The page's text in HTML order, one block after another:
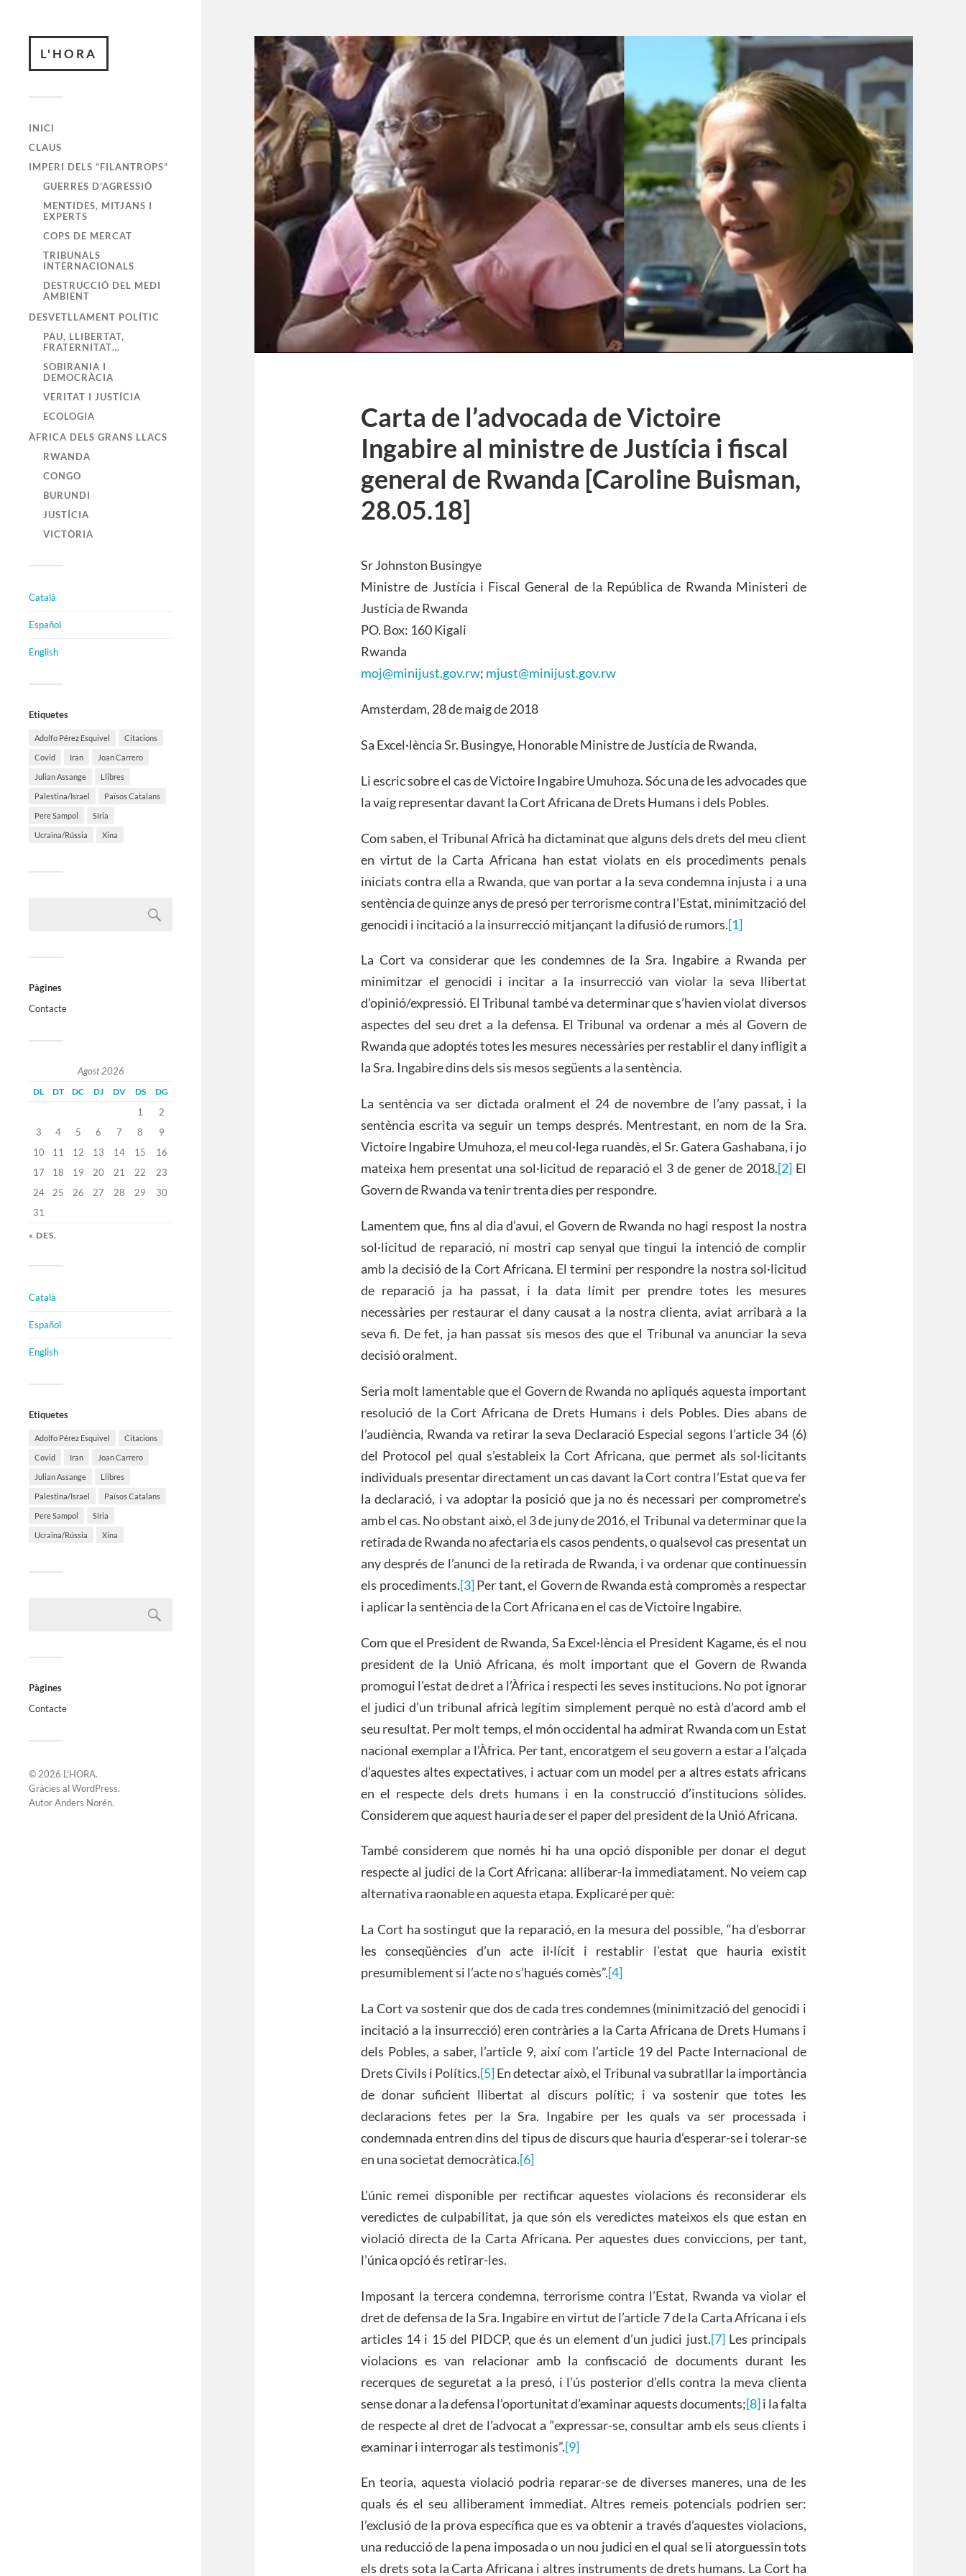
L'HORA
INICI
CLAUS
IMPERI DELS “FILANTROPS”
GUERRES D’AGRESSIÓ
MENTIDES, MITJANS I
EXPERTS
COPS DE MERCAT
TRIBUNALS
INTERNACIONALS
DESTRUCCIÓ DEL MEDI
AMBIENT
DESVETLLAMENT POLÍTIC
PAU, LLIBERTAT,
FRATERNITAT…
SOBIRANIA I
DEMOCRÀCIA
VERITAT I JUSTÍCIA
ECOLOGIA
ÀFRICA DELS GRANS LLACS
RWANDA
CONGO
BURUNDI
JUSTÍCIA
VICTÒRIA
Català
Español
English
Etiquetes
Adolfo Pérez Esquivel Citacions
Covid Iran Joan Carrero
Julian Assange Llibres
Palestina/Israel Països Catalans
Pere Sampol Síria
Ucraïna/Rússia Xina
Pàgines
Contacte
Agost 2026
DL DT DC DJ DV DS DG
1
2
3
4 5 6 7 8
9
10
11 12 13 14 15
16
17
18 19 20 21 22
23
24
25 26 27 28 29
30
31
« DES.
Català
Español
English
Etiquetes
Adolfo Pérez Esquivel Citacions
Covid Iran Joan Carrero
Julian Assange Llibres
Palestina/Israel Països Catalans
Pere Sampol Síria
Ucraïna/Rússia Xina
Pàgines
Contacte
© 2026 L'HORA.
Gràcies alWordPress.
AutorAnders Norén.
Carta de l’advocada de Victoire
Ingabire al ministre de Justícia i fiscal
general de Rwanda [Caroline Buisman,
28.05.18]
Sr Johnston Busingye
Ministre de Justícia i Fiscal General de la República de Rwanda Ministeri de
Justícia de Rwanda
PO. Box: 160 Kigali
Rwanda
moj@minijust.gov.rw; mjust@minijust.gov.rw
Amsterdam, 28 de maig de 2018
Sa Excel·lència Sr. Busingye, Honorable Ministre de Justícia de Rwanda,
Li escric sobre el cas de Victoire Ingabire Umuhoza. Sóc una de les advocades que
la vaig representar davant la Cort Africana de Drets Humans i dels Pobles.
Com saben, el Tribunal Africà ha dictaminat que alguns dels drets del meu client
en virtut de la Carta Africana han estat violats en els procediments penals
iniciats contra ella a Rwanda, que van portar a la seva condemna injusta i a una
sentència de quinze anys de presó per terrorisme contra l’Estat, minimització del
genocidi i incitació a la insurrecció mitjançant la difusió de rumors.[1]
La Cort va considerar que les condemnes de la Sra. Ingabire a Rwanda per
minimitzar el genocidi i incitar a la insurrecció van violar la seva llibertat
d’opinió/expressió. El Tribunal també va determinar que s’havien violat diversos
aspectes del seu dret a la defensa. El Tribunal va ordenar a més al Govern de
Rwanda que adoptés totes les mesures necessàries per restablir el dany infligit a
la Sra. Ingabire dins dels sis mesos següents a la sentència.
La sentència va ser dictada oralment el 24 de novembre de l’any passat, i la
sentència escrita va seguir un temps després. Mentrestant, en nom de la Sra.
Victoire Ingabire Umuhoza, el meu col·lega ruandès, el Sr. Gatera Gashabana, i jo
mateixa hem presentat una sol·licitud de reparació el 3 de gener de 2018.[2] El
Govern de Rwanda va tenir trenta dies per respondre.
Lamentem que, fins al dia d’avui, el Govern de Rwanda no hagi respost la nostra
sol·licitud de reparació, ni mostri cap senyal que tingui la intenció de complir
amb la decisió de la Cort Africana. El termini per respondre la nostra sol·licitud
de reparació ja ha passat, i la data límit per prendre totes les mesures
necessàries per restaurar el dany causat a la nostra clienta, aviat arribarà a la
seva fi. De fet, ja han passat sis mesos des que el Tribunal va anunciar la seva
decisió oralment.
Seria molt lamentable que el Govern de Rwanda no apliqués aquesta important
resolució de la Cort Africana de Drets Humans i dels Pobles. Dies abans de
l’audiència, Rwanda va retirar la seva Declaració Especial segons l’article 34 (6)
del Protocol pel qual s’estableix la Cort Africana, que permet als sol·licitants
individuals presentar directament un cas davant la Cort contra l’Estat que va fer
la declaració, i va adoptar la posició que ja no és necessari per comprometre’s
amb el cas. No obstant això, el 3 de juny de 2016, el Tribunal va determinar que la
retirada de Rwanda no afectaria els casos pendents, o qualsevol cas presentat un
any després de l’anunci de la retirada de Rwanda, i va ordenar que continuessin
els procediments.[3]Per tant, el Govern de Rwanda està compromès a respectar
i aplicar la sentència de la Cort Africana en el cas de Victoire Ingabire.
Com que el President de Rwanda, Sa Excel·lència el President Kagame, és el nou
president de la Unió Africana, és molt important que el Govern de Rwanda
promogui l’estat de dret a l’Àfrica i respecti les seves institucions. No pot ignorar
el judici d’un tribunal africà legítim simplement perquè no està d’acord amb el
seu resultat. Per molt temps, el món occidental ha admirat Rwanda com un Estat
nacional exemplar a l’Àfrica. Per tant, encoratgem el seu govern a estar a l’alçada
d’aquestes altes expectatives, i actuar com un model per a altres estats africans
en el respecte dels drets humans i en la construcció d’institucions sòlides.
Considerem que aquest hauria de ser el paper del president de la Unió Africana.
També considerem que només hi ha una opció disponible per donar el degut
respecte al judici de la Cort Africana: alliberar-la immediatament. No veiem cap
alternativa raonable en aquesta etapa. Explicaré per què:
La Cort ha sostingut que la reparació, en la mesura del possible, “ha d’esborrar
les conseqüències d’un acte il·lícit i restablir l’estat que hauria existit
presumiblement si l’acte no s’hagués comès”.[4]
La Cort va sostenir que dos de cada tres condemnes (minimització del genocidi i
incitació a la insurrecció) eren contràries a la Carta Africana de Drets Humans i
dels Pobles, a saber, l’article 9, així com l’article 19 del Pacte Internacional de
Drets Civils i Polítics.[5]En detectar això, el Tribunal va subratllar la importància
de donar suficient llibertat al discurs polític; i va sostenir que totes les
declaracions fetes per la Sra. Ingabire per les quals va ser processada i
condemnada entren dins del tipus de discurs que hauria d’esperar-se i tolerar-se
en una societat democràtica.[6]
L’únic remei disponible per rectificar aquestes violacions és reconsiderar els
veredictes de culpabilitat, ja que són els veredictes mateixos els que estan en
violació directa de la Carta Africana. Per aquestes dues conviccions, per tant,
l’única opció és retirar-les.
Imposant la tercera condemna, terrorisme contra l’Estat, Rwanda va violar el
dret de defensa de la Sra. Ingabire en virtut de l’article 7 de la Carta Africana i els
articles 14 i 15 del PIDCP, que és un element d’un judici just.[7]Les principals
violacions es van relacionar amb la confiscació de documents durant les
recerques de seguretat a la presó, i l’ús posterior d’ells contra la meva clienta
sense donar a la defensa l’oportunitat d’examinar aquests documents;[8]i la falta
de respecte al dret de l’advocat a “expressar-se, consultar amb els seus clients i
examinar i interrogar als testimonis”.[9]
En teoria, aquesta violació podria reparar-se de diverses maneres, una de les
quals és el seu alliberament immediat. Altres remeis potencials podrien ser:
l’exclusió de la prova específica que es va obtenir a través d’aquestes violacions,
una reducció de la pena imposada o un nou judici en el qual se li atorguessin tots
els drets sota la Carta Africana i altres instruments de drets humans. La Cort ha